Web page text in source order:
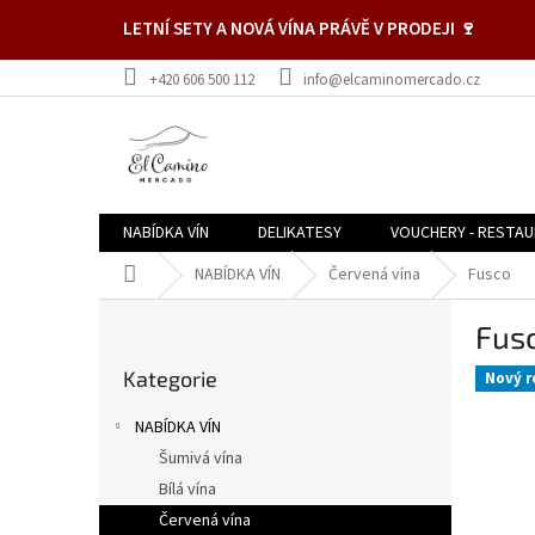
obsah
LETNÍ SETY A NOVÁ VÍNA PRÁVĚ V PRODEJI 🍷
+420 606 500 112 info@elcaminomercado.cz
NABÍDKA VÍN DELIKATESY VOUCHERY -
Domů NABÍDKA VÍN Červená vína Fusco
kategorie
Kategorie
NABÍDKA VÍN
Šumivá vína
Bílá vína
Červená vína
Nový